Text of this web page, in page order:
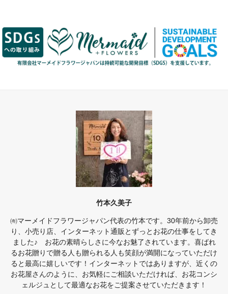
竹本久美子
㈲マーメイドフラワージャパン代表の竹本です。30年前から卸売
り、小売り店、インターネット通販とずっとお花の仕事をしてき
ました♪ お花の素晴らしさに今なお魅了されています。喜ばれ
るお花贈りで贈る人も贈られる人も笑顔が満開になっていただけ
ると最高に嬉しいです！インターネットではありますが、近くの
お花屋さんのように、お気軽にご相談いただければ、お花コンシ
ェルジュとして最適なお花をご提案させていただきます！